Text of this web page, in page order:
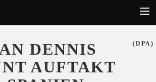
DENNIS
AUFTAKT
(DPA)